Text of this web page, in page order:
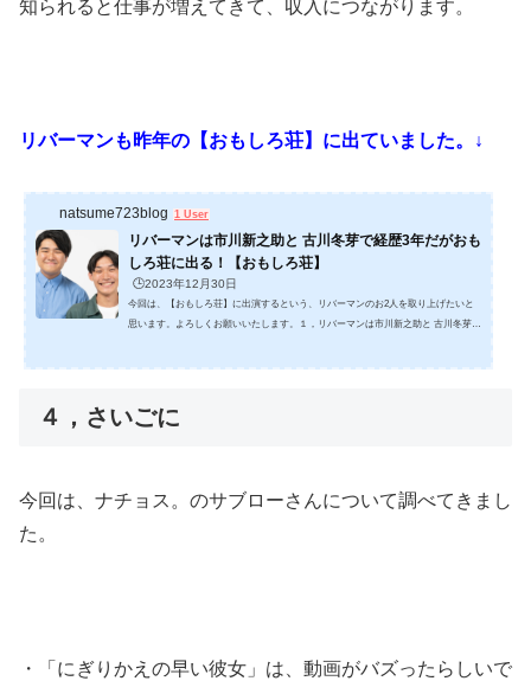
知られると仕事が増えてきて、収入につながります。
リバーマンも昨年の【おもしろ荘】に出ていました。↓
natsume723blog 1 User
リバーマンは市川新之助と 古川冬芽で経歴3年だがおも
しろ荘に出る！【おもしろ荘】
🕒️2023年12月30日
今回は、【おもしろ荘】に出演するという、リバーマンのお2人を取り上げたいと
思います。よろしくお願いいたします。１，リバーマンは市川新之助と 古川冬芽
学時代は演劇サークルに所属しており、当時...
４，さいごに
今回は、ナチョス。のサブローさんについて調べてきまし
た。
・「にぎりかえの早い彼女」は、動画がバズったらしいで